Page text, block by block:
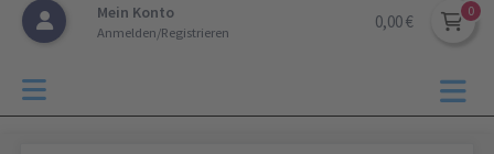
Mein Konto
Anmelden/Registrieren
0,00 €